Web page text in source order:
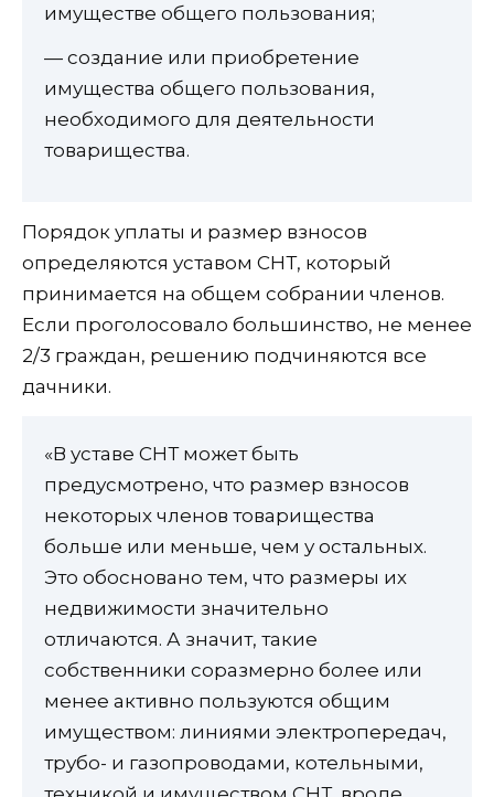
имуществе общего пользования;
— создание или приобретение
имущества общего пользования,
необходимого для деятельности
товарищества.
Порядок уплаты и размер взносов
определяются уставом СНТ, который
принимается на общем собрании членов.
Если проголосовало большинство, не менее
2/3 граждан, решению подчиняются все
дачники.
«В уставе СНТ может быть
предусмотрено, что размер взносов
некоторых членов товарищества
больше или меньше, чем у остальных.
Это обосновано тем, что размеры их
недвижимости значительно
отличаются. А значит, такие
собственники соразмерно более или
менее активно пользуются общим
имуществом: линиями электропередач,
трубо- и газопроводами, котельными,